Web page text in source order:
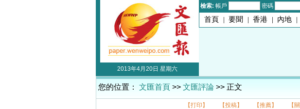
檢索: 帳戶 密碼
首頁 | 要聞 | 香港 | 內地 |
2013年4月20日 星期六
您的位置： 文匯首頁 >> 文匯評論 >> 正文
【打印】 【投稿】 【推薦】 【